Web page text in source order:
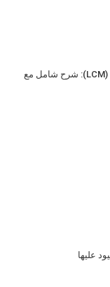
قاعدة التكلفة أو السوق أيهما أقل (LCM): شرح شامل مع
عليها